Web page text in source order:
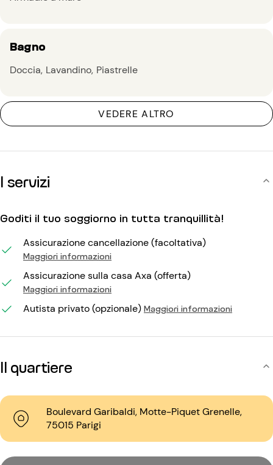
Bagno
Doccia Lavandino Piastrelle
VEDERE ALTRO
I servizi
Goditi il tuo soggiorno in tutta tranquillità!
Assicurazione cancellazione (facoltativa)
Maggiori informazioni
Assicurazione sulla casa Axa (offerta)
Maggiori informazioni
Autista privato (opzionale) Maggiori informazioni
Il quartiere
Boulevard Garibaldi, Motte-Piquet Grenelle,
75015 Parigi